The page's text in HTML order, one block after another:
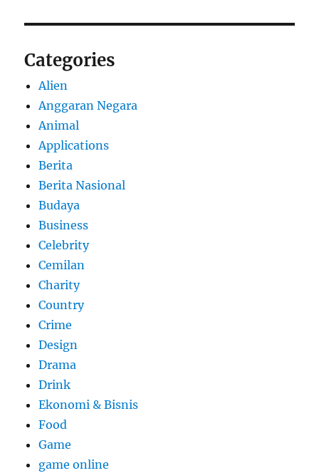
Categories
Alien
Anggaran Negara
Animal
Applications
Berita
Berita Nasional
Budaya
Business
Celebrity
Cemilan
Charity
Country
Crime
Design
Drama
Drink
Ekonomi & Bisnis
Food
Game
game online